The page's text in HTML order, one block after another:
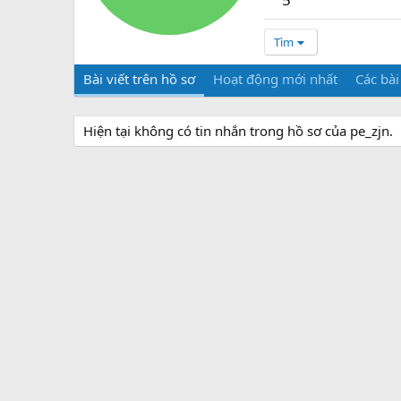
Tìm
Bài viết trên hồ sơ Hoạt động mới nhất Các
Hiện tại không có tin nhắn trong hồ sơ của pe_zjn.